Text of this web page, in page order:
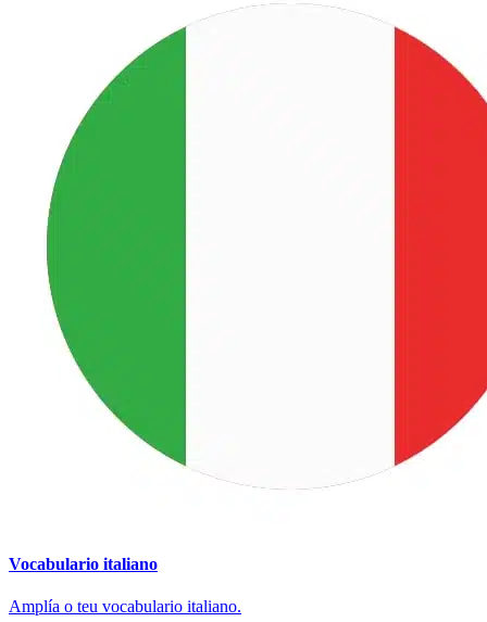
Vocabulario italiano
Amplía o teu vocabulario italiano.